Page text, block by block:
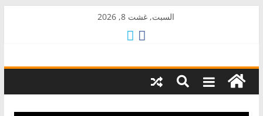
السبت, غشت 8, 2026
AkalPress
منبر